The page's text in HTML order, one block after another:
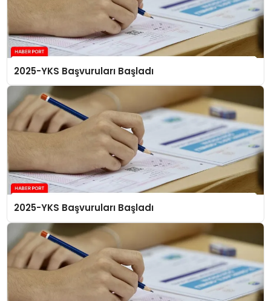
2025-YKS Başvuruları Başladı
2025-YKS Başvuruları Başladı